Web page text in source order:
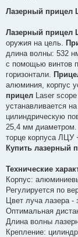
в
о
л
е
н
я
Лазерный прицел
Лазерный прицел
оружия на цель.
длина волны: 532
с помощью винтов
горизонтали.
алюминия, корпус
прицел Laser
устанавливается
цилиндрическую
25,4 мм диаметром.
торце корпуса ЛЦУ
Купить лазерный
Технические
Корпус:
Регулируется по
Цвет луча лазера -
Оптимальная
Длина волны
Крепление: